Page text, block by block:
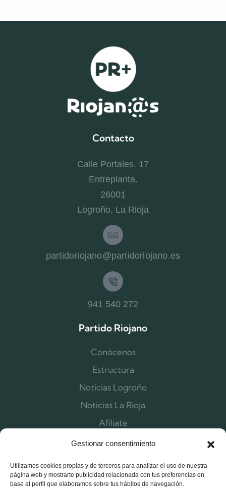
Gestionar consentimiento
Utilizamos cookies propias y de terceros para analizar el uso de nuestra
página web y mostrarte publicidad relacionada con tus preferencias en
base al perfil que elaboramos sobre tus hábitos de navegación.
Contacto
Calle Portales. 17
Entreplanta.
26001
Logroño, La Rioja
partidoriojano@partidoriojano.es
941 540 272
Partido Riojano
Conócenos
Estructura
Noticias Logroño
Noticias La Rioja
Afíliate
Contacta